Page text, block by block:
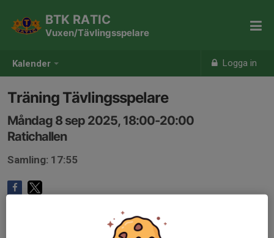
Kalender Logga in
BTK RATIC
Vuxen/Tävlingsspelare
Träning Tävlingsspelare
Måndag 8 sep 2025, 18:00-20:00
Ratichallen
Samling: 17:55